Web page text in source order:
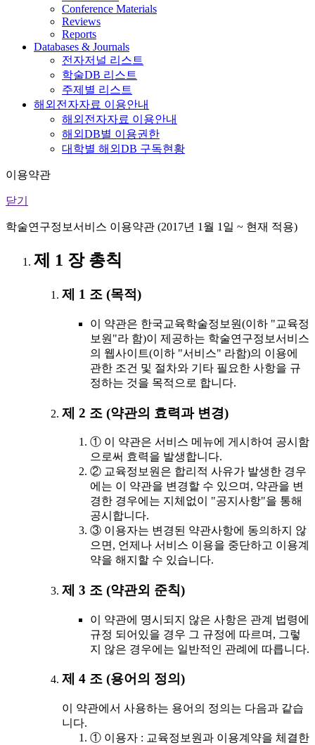
Conference Materials
Reviews
Reports
Databases & Journals
전자저널 리스트
학술DB 리스트
주제별 리스트
해외전자자료 이용안내
해외전자자료 이용안내
해외DB별 이용권한
대학별 해외DB 구독현황
이용약관
닫기
학술연구정보서비스 이용약관 (2017년 1월 1일 ~ 현재 적용)
제 1 장 총칙
제 1 조 (목적)
이 약관은 한국교육학술정보원(이하 "교육정
보원"라 함)이 제공하는 학술연구정보서비스
의 웹사이트(이하 "서비스" 라함)의 이용에
관한 조건 및 절차와 기타 필요한 사항을 규
정하는 것을 목적으로 합니다.
제 2 조 (약관의 효력과 변경)
① 이 약관은 서비스 메뉴에 게시하여 공시함
으로써 효력을 발생합니다.
② 교육정보원은 합리적 사유가 발생한 경우
에는 이 약관을 변경할 수 있으며, 약관을 변
경한 경우에는 지체없이 "공지사항"을 통해
공시합니다.
③ 이용자는 변경된 약관사항에 동의하지 않
으면, 언제나 서비스 이용을 중단하고 이용계
약을 해지할 수 있습니다.
제 3 조 (약관외 준칙)
이 약관에 명시되지 않은 사항은 관계 법령에
규정 되어있을 경우 그 규정에 따르며, 그렇
지 않은 경우에는 일반적인 관례에 따릅니다.
제 4 조 (용어의 정의)
이 약관에서 사용하는 용어의 정의는 다음과 같습
니다.
① 이용자 : 교육정보원과 이용계약을 체결한